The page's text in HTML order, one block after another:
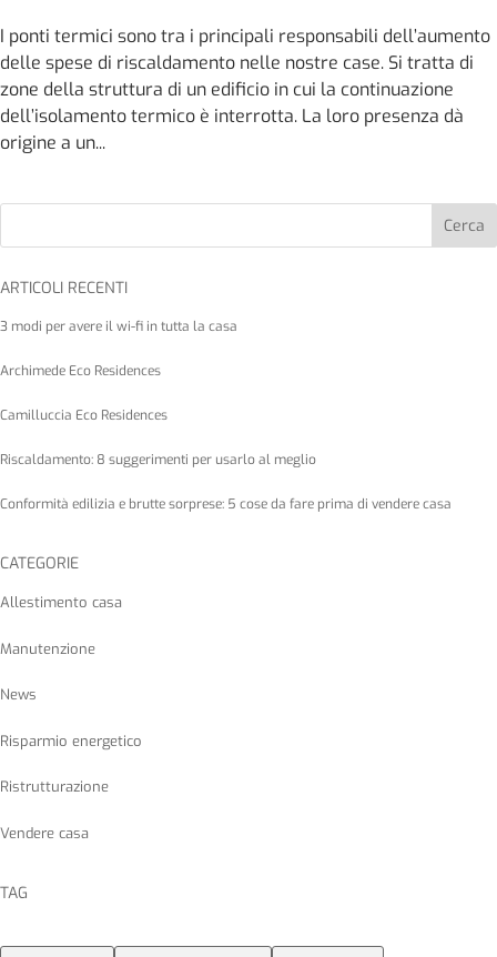
I ponti termici sono tra i principali responsabili dell’aumento
delle spese di riscaldamento nelle nostre case. Si tratta di
zone della struttura di un edificio in cui la continuazione
dell’isolamento termico è interrotta. La loro presenza dà
origine a un...
Cerca
ARTICOLI RECENTI
3 modi per avere il wi-fi in tutta la casa
Archimede Eco Residences
Camilluccia Eco Residences
Riscaldamento: 8 suggerimenti per usarlo al meglio
Conformità edilizia e brutte sorprese: 5 cose da fare prima di vendere casa
CATEGORIE
Allestimento casa
Manutenzione
News
Risparmio energetico
Ristrutturazione
Vendere casa
TAG